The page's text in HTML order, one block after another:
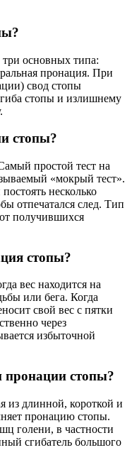
основных типа:
пронация. При
свод стопы
стопы и излишнему
стопы?
простой тест на
«мокрый тест».
несколько
отпечатался след. Тип
получившихся
стопы?
вес находится на
или бега. Когда
свой вес с пятки
через
избыточной
стопы?
из длинной, короткой и
пронацию стопы.
голени, в частности
сгибатель большого